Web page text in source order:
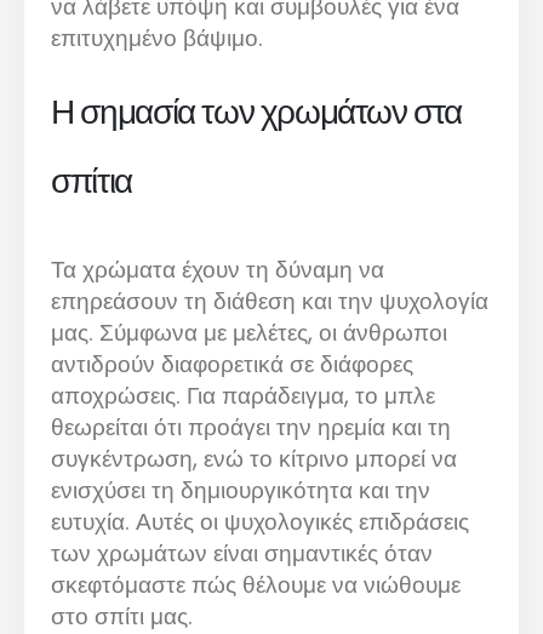
να λάβετε υπόψη και συμβουλές για ένα
επιτυχημένο βάψιμο.
Η σημασία των χρωμάτων στα
σπίτια
Τα χρώματα έχουν τη δύναμη να
επηρεάσουν τη διάθεση και την ψυχολογία
μας. Σύμφωνα με μελέτες, οι άνθρωποι
αντιδρούν διαφορετικά σε διάφορες
αποχρώσεις. Για παράδειγμα, το μπλε
θεωρείται ότι προάγει την ηρεμία και τη
συγκέντρωση, ενώ το κίτρινο μπορεί να
ενισχύσει τη δημιουργικότητα και την
ευτυχία. Αυτές οι ψυχολογικές επιδράσεις
των χρωμάτων είναι σημαντικές όταν
σκεφτόμαστε πώς θέλουμε να νιώθουμε
στο σπίτι μας.